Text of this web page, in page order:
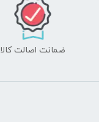
ضمانت اصالت کالا